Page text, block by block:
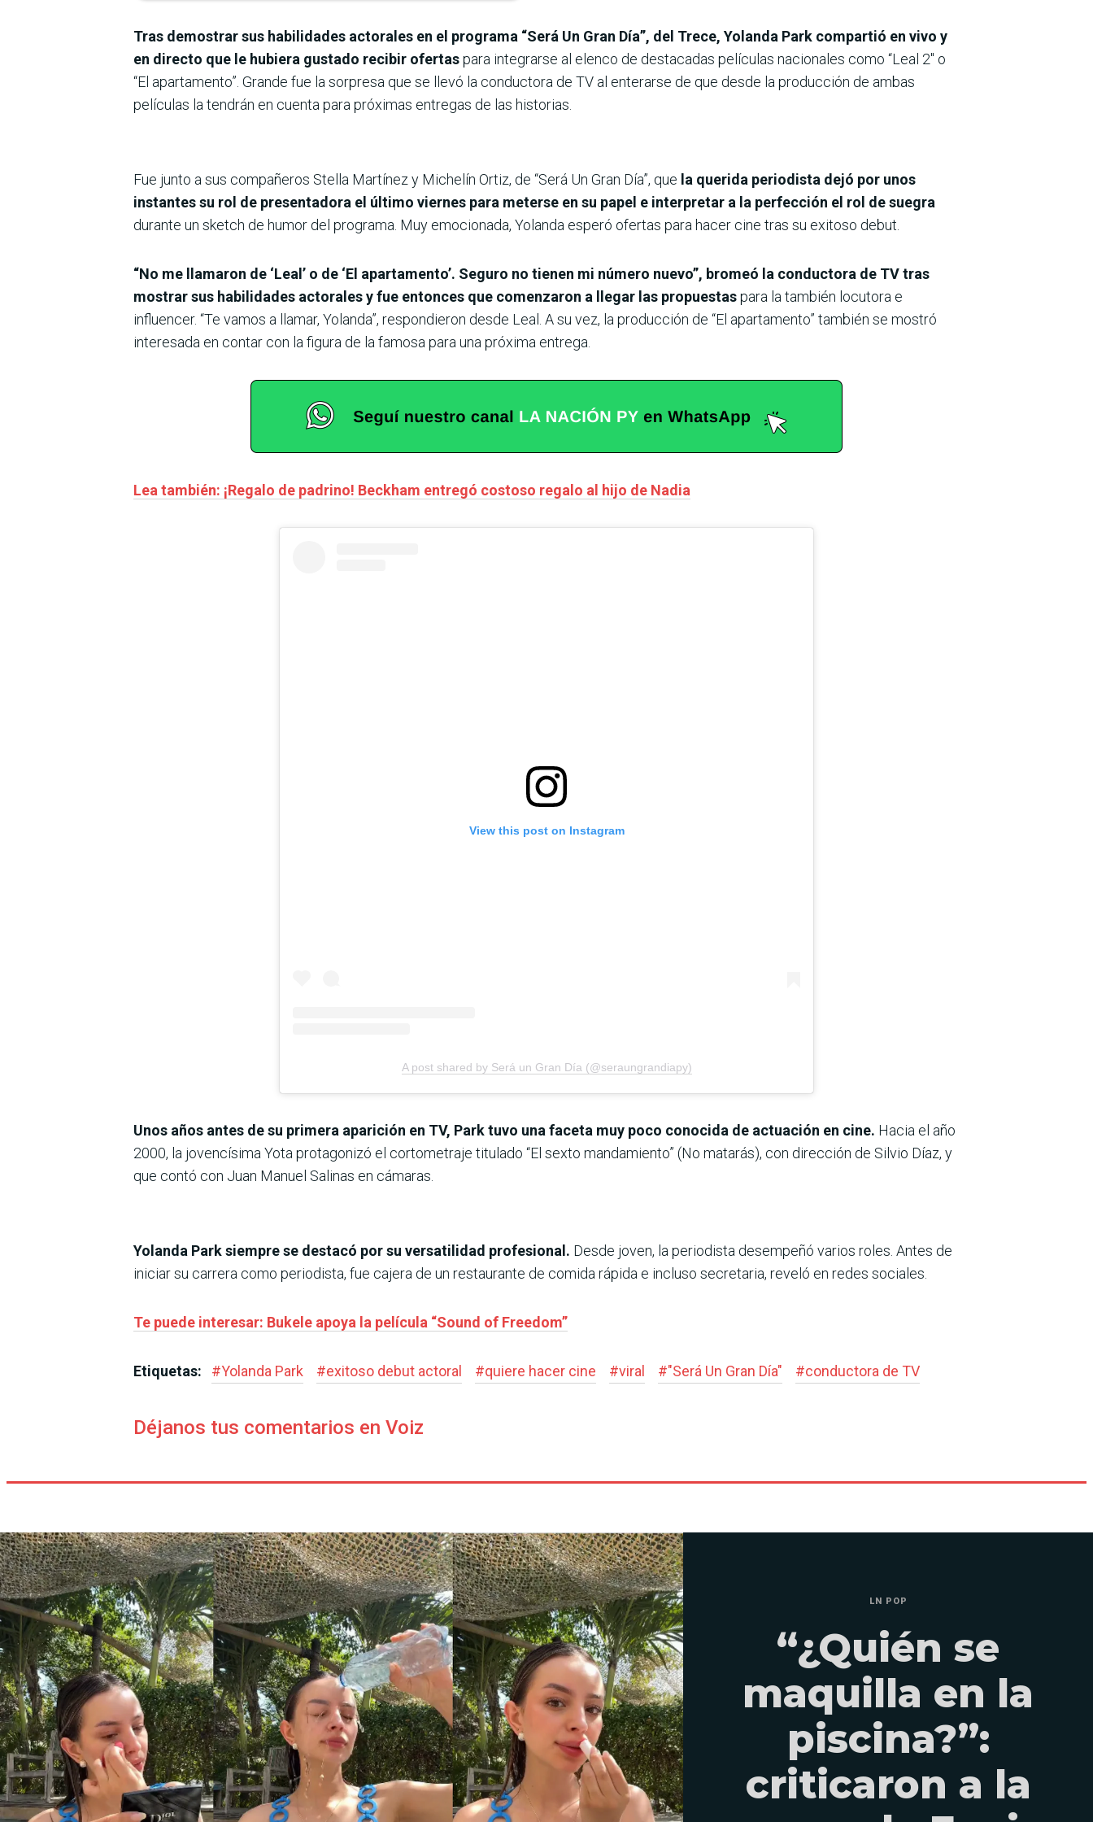
Tras demostrar sus habilidades actorales en el programa “Será Un Gran Día”, del Trece, Yolanda Park compartió en vivo y
en directo que le hubiera gustado recibir ofertaspara integrarse al elenco de destacadas películas nacionales como “Leal 2″ o
“El apartamento”. Grande fue la sorpresa que se llevó la conductora de TV al enterarse de que desde la producción de ambas
películas la tendrán en cuenta para próximas entregas de las historias.
Fue junto a sus compañeros Stella Martínez y Michelín Ortiz, de “Será Un Gran Día”, que la querida periodista dejó por unos
instantes su rol de presentadora el último viernes para meterse en su papel e interpretar a la perfección el rol de suegra
durante un sketch de humor del programa. Muy emocionada, Yolanda esperó ofertas para hacer cine tras su exitoso debut.
“No me llamaron de ‘Leal’ o de ‘El apartamento’. Seguro no tienen mi número nuevo”, bromeó la conductora de TV tras
mostrar sus habilidades actorales y fue entonces que comenzaron a llegar las propuestaspara la también locutora e
influencer. “Te vamos a llamar, Yolanda”, respondieron desde Leal. A su vez, la producción de “El apartamento” también se mostró
interesada en contar con la figura de la famosa para una próxima entrega.
Lea también: ¡Regalo de padrino! Beckham entregó costoso regalo al hijo de Nadia
View this post on Instagram
A post shared by Será un Gran Día (@seraungrandiapy)
Unos años antes de su primera aparición en TV, Park tuvo una faceta muy poco conocida de actuación en cine. Hacia el año
2000, la jovencísima Yota protagonizó el cortometraje titulado “El sexto mandamiento” (No matarás), con dirección de Silvio Díaz, y
que contó con Juan Manuel Salinas en cámaras.
Yolanda Park siempre se destacó por su versatilidad profesional. Desde joven, la periodista desempeñó varios roles. Antes de
iniciar su carrera como periodista, fue cajera de un restaurante de comida rápida e incluso secretaria, reveló en redes sociales.
Te puede interesar: Bukele apoya la película “Sound of Freedom”
Etiquetas: #Yolanda Park #exitoso debut actoral #quiere hacer cine #viral #"Será Un Gran Día" #conductora de TV
Déjanos tus comentarios en Voiz
LN POP
“¿Quién se
maquilla en la
piscina?”:
criticaron a la